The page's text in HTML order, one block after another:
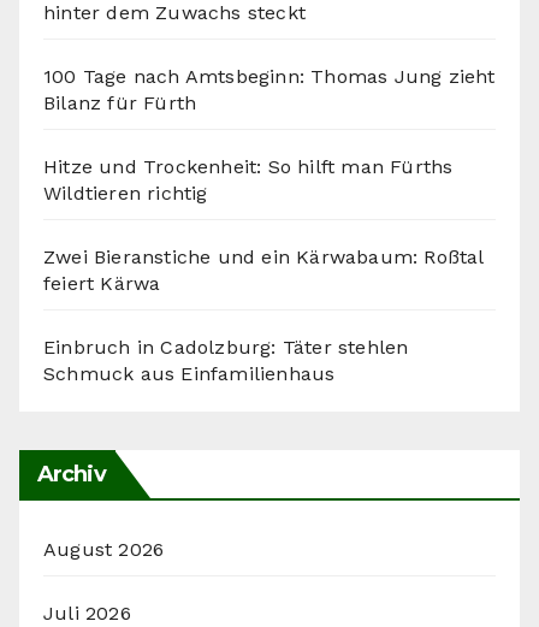
hinter dem Zuwachs steckt
100 Tage nach Amtsbeginn: Thomas Jung zieht
Bilanz für Fürth
Hitze und Trockenheit: So hilft man Fürths
Wildtieren richtig
Zwei Bieranstiche und ein Kärwabaum: Roßtal
feiert Kärwa
Einbruch in Cadolzburg: Täter stehlen
Schmuck aus Einfamilienhaus
Archiv
August 2026
Juli 2026